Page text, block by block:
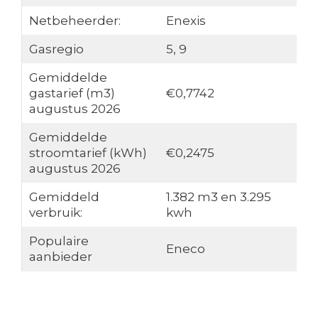
Netbeheerder:
Enexis
Gasregio
5, 9
Gemiddelde
gastarief (m3)
augustus 2026
€0,7742
Gemiddelde
stroomtarief (kWh)
augustus 2026
€0,2475
Gemiddeld
verbruik:
1.382 m3 en 3.295
kwh
Populaire
aanbieder
Eneco